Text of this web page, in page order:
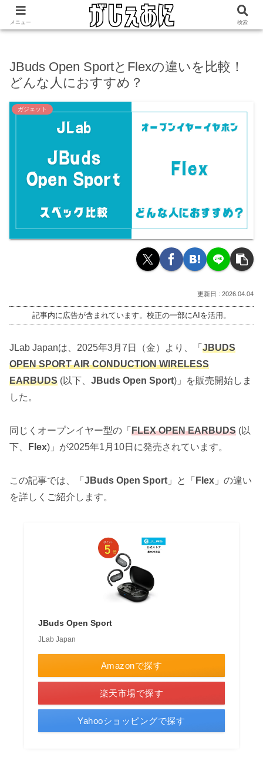
ホーム ガジェット
JBuds Open SportとFlexの違いを比較！
どんな人におすすめ？
ガジェット
2026.04.04
記事内に広告が含まれています。校正の一部にAIを活用。
JLab Japanは、2025年3月7日（金）より、「 JBUDS
OPEN SPORT AIR CONDUCTION WIRELESS
EARBUDS (以下、 JBuds Open Sport)」を販売開始しま
した。
同じくオープンイヤー型の「 FLEX OPEN EARBUDS (以
下、
Flex)」が2025年1月10日に発売されています。
この記事では、「 JBuds Open Sport 」と「 Flex 」の違い
を詳しくご紹介します。
JBuds Open Sport
JLab Japan
Amazonで探す
楽天市場で探す
Yahooショッピングで探す
メニュー 検索